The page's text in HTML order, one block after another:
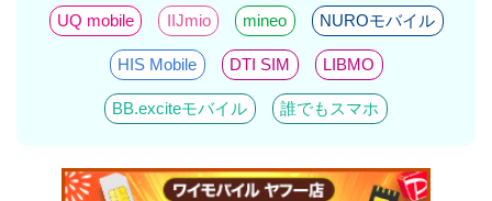
UQ mobile IIJmio mineo NUROモバイル
HIS Mobile DTI SIM LIBMO
BB.exciteモバイル 誰でもスマホ